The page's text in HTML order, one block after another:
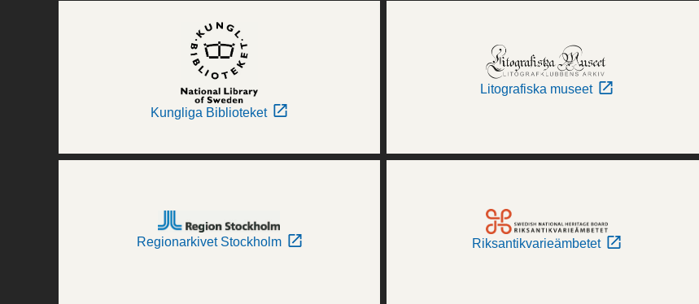
Kungliga Biblioteket
Litografiska museet
Regionarkivet Stockholm Riksantikvarieämbetet